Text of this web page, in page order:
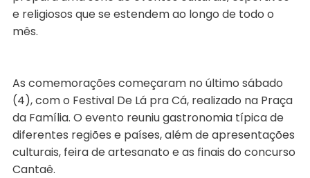
e religiosos que se estendem ao longo de todo o
mês.
As comemorações começaram no último sábado
(4), com o Festival De Lá pra Cá, realizado na Praça
da Família. O evento reuniu gastronomia típica de
diferentes regiões e países, além de apresentações
culturais, feira de artesanato e as finais do concurso
Cantaê.